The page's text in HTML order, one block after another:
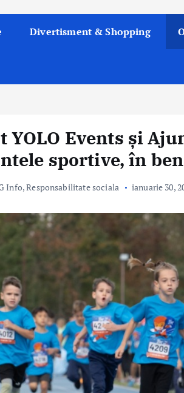
Divertisment & Shopping
YOLO Events și
sportive, în
Info,Responsabilitate sociala ianuarie 30,